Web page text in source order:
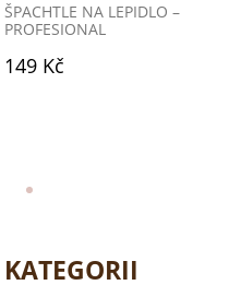
ŠPACHTLE NA LEPIDLO –
PROFESIONAL
149 Kč